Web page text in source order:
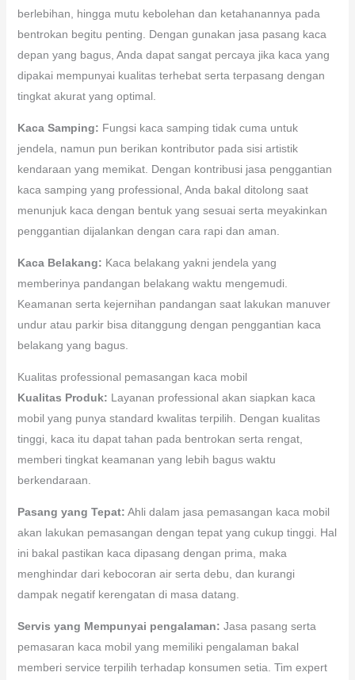
berlebihan, hingga mutu kebolehan dan ketahanannya pada
bentrokan begitu penting. Dengan gunakan jasa pasang kaca
depan yang bagus, Anda dapat sangat percaya jika kaca yang
dipakai mempunyai kualitas terhebat serta terpasang dengan
tingkat akurat yang optimal.
Kaca Samping: Fungsi kaca samping tidak cuma untuk
jendela, namun pun berikan kontributor pada sisi artistik
kendaraan yang memikat. Dengan kontribusi jasa penggantian
kaca samping yang professional, Anda bakal ditolong saat
menunjuk kaca dengan bentuk yang sesuai serta meyakinkan
penggantian dijalankan dengan cara rapi dan aman.
Kaca Belakang: Kaca belakang yakni jendela yang
memberinya pandangan belakang waktu mengemudi.
Keamanan serta kejernihan pandangan saat lakukan manuver
undur atau parkir bisa ditanggung dengan penggantian kaca
belakang yang bagus.
Kualitas professional pemasangan kaca mobil
Kualitas Produk: Layanan professional akan siapkan kaca
mobil yang punya standard kwalitas terpilih. Dengan kualitas
tinggi, kaca itu dapat tahan pada bentrokan serta rengat,
memberi tingkat keamanan yang lebih bagus waktu
berkendaraan.
Pasang yang Tepat: Ahli dalam jasa pemasangan kaca mobil
akan lakukan pemasangan dengan tepat yang cukup tinggi. Hal
ini bakal pastikan kaca dipasang dengan prima, maka
menghindar dari kebocoran air serta debu, dan kurangi
dampak negatif kerengatan di masa datang.
Servis yang Mempunyai pengalaman: Jasa pasang serta
pemasaran kaca mobil yang memiliki pengalaman bakal
memberi service terpilih terhadap konsumen setia. Tim expert